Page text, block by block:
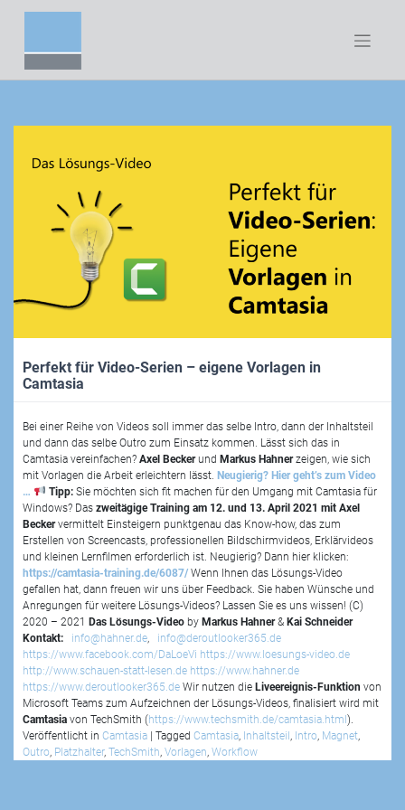
Perfekt für Video-Serien – eigene Vorlagen in
Camtasia
Bei einer Reihe von Videos soll immer das selbe Intro, dann der Inhaltsteil
und dann das selbe Outro zum Einsatz kommen. Lässt sich das in
Camtasia vereinfachen? Axel Beckerund Markus Hahnerzeigen, wie sich
mit Vorlagen die Arbeit erleichtern lässt. Neugierig? Hier geht’s zum Video
…
Tipp:Sie möchten sich fit machen für den Umgang mit Camtasia für
Windows? Das zweitägige Training am 12. und 13. April 2021 mit Axel
Beckervermittelt Einsteigern punktgenau das Know-how, das zum
Erstellen von Screencasts, professionellen Bildschirmvideos, Erklärvideos
und kleinen Lernfilmen erforderlich ist. Neugierig? Dann hier klicken:
https://camtasia-training.de/6087/ Wenn Ihnen das Lösungs-Video
gefallen hat, dann freuen wir uns über Feedback. Sie haben Wünsche und
Anregungen für weitere Lösungs-Videos? Lassen Sie es uns wissen! (C)
2020 – 2021 Das Lösungs-Video by Markus Hahner& Kai Schneider
Kontakt:
info@hahner.de, info@deroutlooker365.de
https://www.facebook.com/DaLoeVi https://www.loesungs-video.de
http://www.schauen-statt-lesen.de https://www.hahner.de
https://www.deroutlooker365.de Wir nutzen die Liveereignis-Funktion von
Microsoft Teams zum Aufzeichnen der Lösungs-Videos, finalisiert wird mit
Camtasia von TechSmith (https://www.techsmith.de/camtasia.html).
Veröffentlicht in Camtasia | Tagged Camtasia, Inhaltsteil, Intro, Magnet,
Outro, Platzhalter, TechSmith, Vorlagen, Workflow